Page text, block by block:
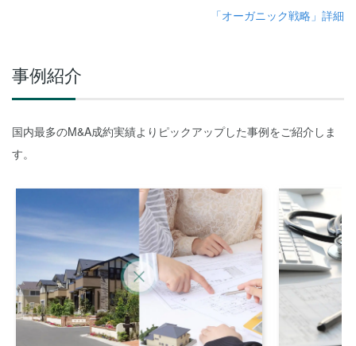
「オーガニック戦略」詳細
事例紹介
国内最多のM&A成約実績よりピックアップした事例をご紹介しま
す。